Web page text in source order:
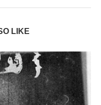
LIKE